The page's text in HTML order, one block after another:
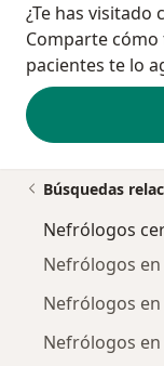
¿Te has visitado
Comparte
pacientes te lo
Búsquedas
Nefrólogos
Nefrólogos
Nefrólogos en
Nefrólogos